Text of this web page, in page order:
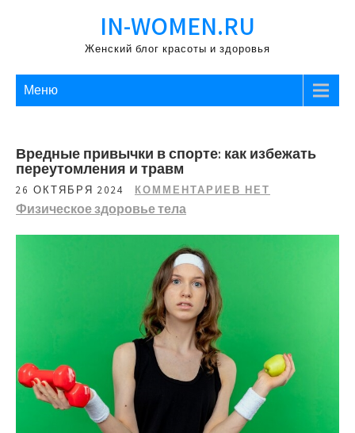
IN-WOMEN.RU
Женский блог красоты и здоровья
Меню
Вредные привычки в спорте: как избежать
переутомления и травм
26 ОКТЯБРЯ 2024 КОММЕНТАРИЕВ НЕТ
Физическое здоровье тела